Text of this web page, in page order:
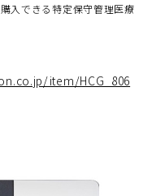
入できる特定保守管理医療
item/HCG_806